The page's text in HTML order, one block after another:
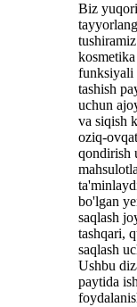
Biz
funksiyali
tashish
uchun
va siqish
oziq-
qondirish
bo'lgan
saqlash
tashqari,
saqlash
Ushbu
paytida